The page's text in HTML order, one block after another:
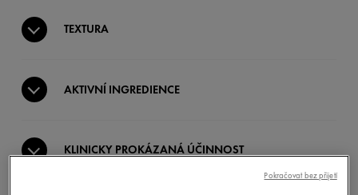
TEXTURA
AKTIVNÍ INGREDIENCE
KLINICKY PROKÁZANÁ ÚČINNOST
Pokračovat bez přijetí